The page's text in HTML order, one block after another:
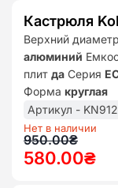
Кастрюля
Верхний
алюминий
плит да Серия
Форма круглая
Артикул -
Нет в наличии
950.00₴
цена
580.00₴
Текущая
цена: